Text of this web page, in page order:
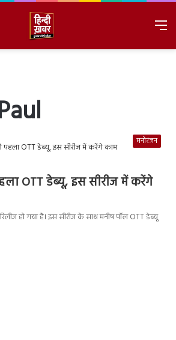
मनोरंजन
OTT डेब्यू, इस सीरीज में करेंगे
हो गया है। इस सीरीज के साथ मनीष पॉल OTT डेब्यू